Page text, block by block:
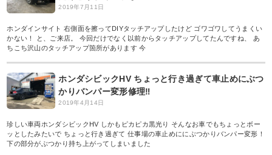
2019年7月11日
ホンダインサイト 右側面を擦ってDIYタッチアップしたけど ゴワゴワしてうまくい
かない！ と、ご来店。 今回だけでなく以前からタッチアップしてたんですね、 あ
ちこち沢山のタッチアップ箇所があります 今
ホンダシビックHV ちょっと行き過ぎて車止めにぶつ
かりバンパー変形修理‼︎
2019年4月14日
珍しい車両ホンダシビックHV しかもピカピカ黒光り そんなお車でもちょっとボー
ッとしたみたいで ちょっと行き過ぎて 仕事場の車止めににぶつかりバンパー変形！
下の部分がぶつかり持ち上がってしまいました